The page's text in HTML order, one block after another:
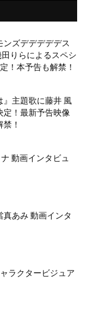
ズデデデデデス
りらによるスペシ
！本予告も解禁！
』主題歌に藤井 風
定！最新予告映像
！
動画インタビュ
真あみ 動画インタ
ラクタービジュア